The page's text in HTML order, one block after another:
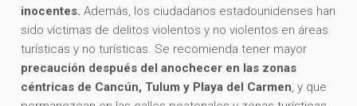
inocentes. Además, los ciudadanos estadounidenses han
sido víctimas de delitos violentos y no violentos en áreas
turísticas y no turísticas. Se recomienda tener mayor
precaución después del anochecer en las zonas
céntricas de Cancún, Tulum y Playa del Carmen, y que